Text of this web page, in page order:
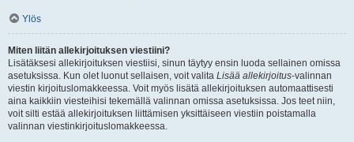
Ylös
Miten liitän allekirjoituksen viestiini?
Lisätäksesi allekirjoituksen viestiisi, sinun täytyy ensin luoda sellainen omissa
asetuksissa. Kun olet luonut sellaisen, voit valita Lisää allekirjoitus-valinnan
viestin kirjoituslomakkeessa. Voit myös lisätä allekirjoituksen automaattisesti
aina kaikkiin viesteihisi tekemällä valinnan omissa asetuksissa. Jos teet niin,
voit silti estää allekirjoituksen liittämisen yksittäiseen viestiin poistamalla
valinnan viestinkirjoituslomakkeessa.